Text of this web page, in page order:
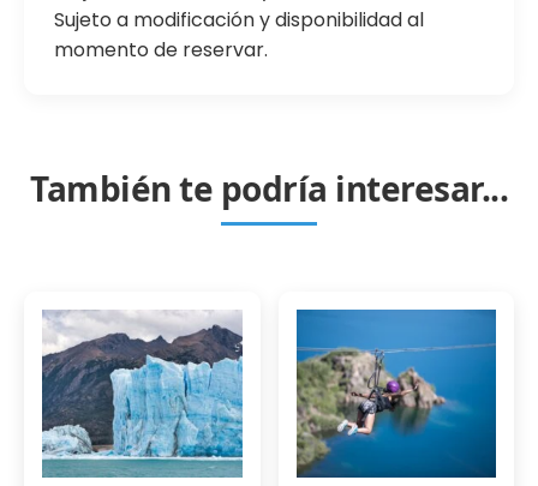
Sujeto a modificación y disponibilidad al
momento de reservar.
También te podría interesar...